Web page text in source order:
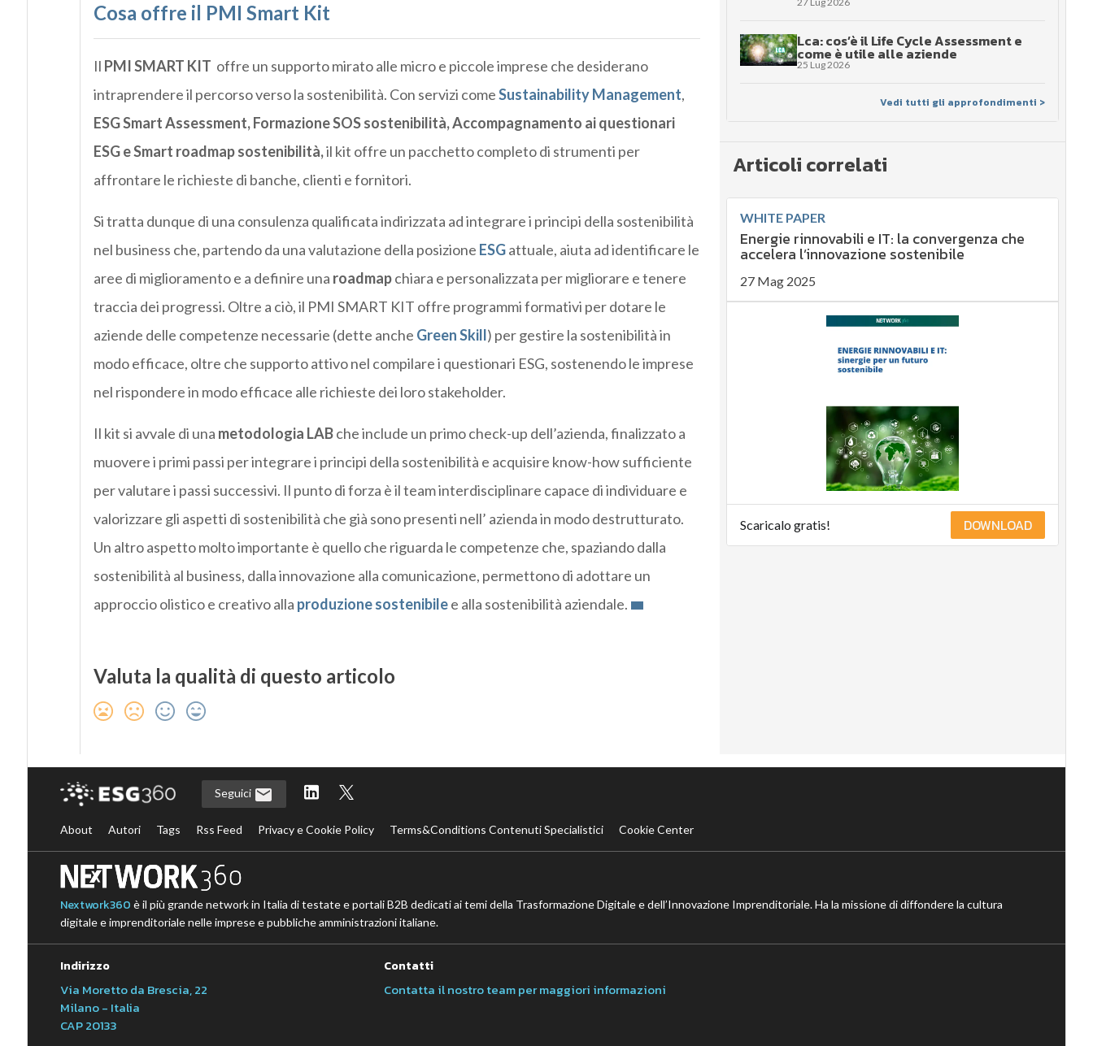
Cosa offre il PMI Smart Kit
Il PMI SMART KIT offre un supporto mirato alle micro e piccole imprese che desiderano
intraprendere il percorso verso la sostenibilità. Con servizi comeSustainability Management,
ESG Smart Assessment, Formazione SOS sostenibilità,Accompagnamento ai questionari
ESG e Smart roadmap sostenibilità,il kit offre un pacchetto completo di strumenti per
affrontare le richieste di banche, clienti e fornitori.
Si tratta dunque di una consulenza qualificata indirizzata ad integrare i principi della sostenibilità
nel business che, partendo da una valutazione della posizione ESGattuale, aiuta ad identificare le
aree di miglioramento e a definire una roadmapchiara e personalizzata per migliorare e tenere
traccia dei progressi. Oltre a ciò, il PMI SMART KIT offre programmi formativi per dotare le
aziende delle competenze necessarie (dette anche Green Skill) per gestire la sostenibilità in
modo efficace, oltre che supporto attivo nel compilare i questionari ESG, sostenendo le imprese
nel rispondere in modo efficace alle richieste dei loro stakeholder.
Il kit si avvale di una metodologia LABche include un primo check-up dell’azienda, finalizzato a
muovere i primi passi per integrare i principi della sostenibilità e acquisire know-how sufficiente
per valutare i passi successivi. Il punto di forza è il team interdisciplinare capace di individuare e
valorizzare gli aspetti di sostenibilità che già sono presenti nell’ azienda in modo destrutturato.
Un altro aspetto molto importante è quello che riguarda le competenze che, spaziando dalla
sostenibilità al business, dalla innovazione alla comunicazione, permettono di adottare un
approccio olistico e creativo alla produzione sostenibilee alla sostenibilità aziendale.
Valuta la qualità di questo articolo
Lca: cos’è il Life Cycle Assessment e
come è utile alle aziende
25 Lug 2026
Vedi tutti gli approfondimenti >
Articoli correlati
WHITE PAPER
Energie rinnovabili e IT: la convergenza che
accelera l’innovazione sostenibile
27 Mag 2025
Scaricalo gratis! DOWNLOAD
Seguici
About Autori Tags Rss Feed Privacy e Cookie Policy Terms&Conditions Contenuti Specialistici Cookie Center
Nextwork360 è il più grande network in Italia di testate e portali B2B dedicati ai temi della Trasformazione Digitale e dell’Innovazione Imprenditoriale. Ha la missione di diffondere la cultura
digitale e imprenditoriale nelle imprese e pubbliche amministrazioni italiane.
Indirizzo
Via Moretto da Brescia, 22
Milano - Italia
CAP 20133
Contatti
Contatta il nostro team per maggiori informazioni